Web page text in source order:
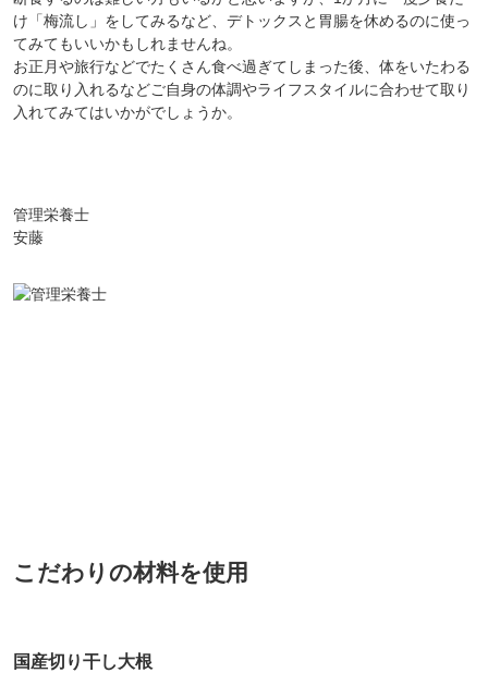
け「梅流し」をしてみるなど、デトックスと胃腸を休めるのに使っ
てみてもいいかもしれませんね。
お正月や旅行などでたくさん食べ過ぎてしまった後、体をいたわる
のに取り入れるなどご自身の体調やライフスタイルに合わせて取り
入れてみてはいかがでしょうか。
管理栄養士
安藤
こだわりの材料を使用
国産切り干し大根